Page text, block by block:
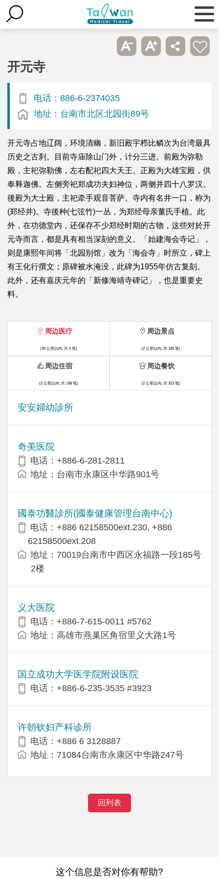
开元寺
电话：886-6-2374035
地址：台南市北区北园街89号
开元寺占地辽阔，环境清幽，新旧殿宇栉比鳞次为台湾最具
历史之古刹。目前寺庙除山门外，计分三进。前殿为弥勒
殿，主祀弥勒佛，左右配祀四大天王。正殿为大雄宝殿，供
奉释迦佛。左侧旁祀郑成功夫妇神位，两侧并四十八罗汉。
後殿为大士殿，主祀牵手观音菩萨。寺内有名井一口，称为
(郑经井)。寺後种(七弦竹)一丛，为郑经母亲董氏手植。此
外，在功德堂内，还保存不少郑经时期的古物，这些对於开
元寺而言，都是具有相当深刻的意义。「始建海会寺记」，
则是康熙年间将「北园别馆」改为「海会寺」时所立，碑上
有王化行撰文；原碑被水淹没，此碑为1955年仿古复刻。
此外，还有嘉庆元年的「新修海靖寺碑记」，也是重要史
料。
周边医疗
(30 公里以内, 共 6 笔)
安安婦幼診所
奇美医院
电话：+886-6-281-2811
地址：台南市永康区中华路901号
國泰功醫診所(國泰健康管理台南中心)
电话：+886 62158500ext.230, +886
62158500ext.208
地址：70019台南市中西区永福路一段185号
2楼
义大医院
电话：+886-7-615-0011 #5762
地址：高雄市燕巢区角宿里义大路1号
国立成功大学医学院附设医院
电话：+886-6-235-3535 #3923
许朝钦妇产科诊所
电话：+886 6 3128887
地址：71084台南市永康区中华路247号
周边景点
(2 公里以内, 共 185 笔)
周边住宿
(2 公里以内, 共 148 笔)
周边餐饮
(2 公里以内, 共 323 笔)
回列表
这个信息是否对你有帮助?